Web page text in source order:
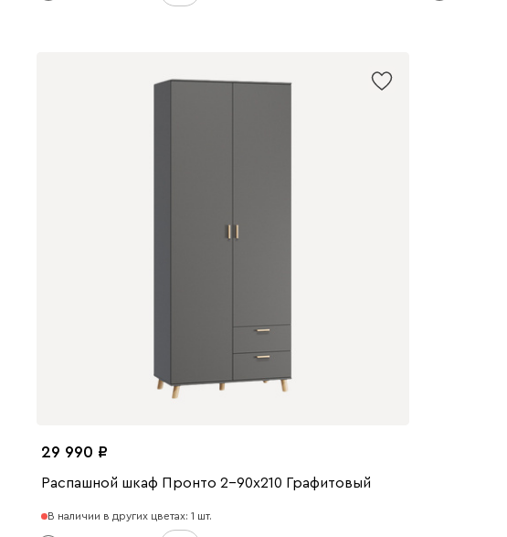
29 990
Распашной шкаф Пронто 2-90x210 Графитовый
В наличии в других цветах: 1 шт.